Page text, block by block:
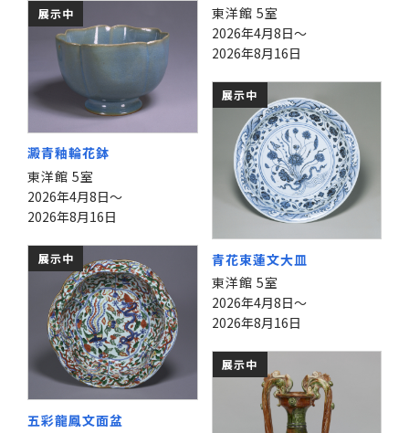
東洋館 5室
2026年4月8日～
2026年8月16日
展示中
澱青釉輪花鉢
東洋館 5室
2026年4月8日～
2026年8月16日
展示中
青花束蓮文大皿
東洋館 5室
2026年4月8日～
2026年8月16日
展示中
五彩龍鳳文面盆
展示中